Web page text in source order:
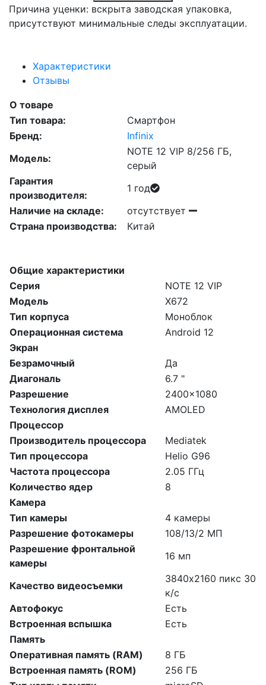
Причина уценки: вскрыта заводская упаковка,
присутствуют минимальные следы эксплуатации.
Характеристики
Отзывы
Общие характеристики
Серия
NOTE 12 VIP
Модель
X672
Тип корпуса
Моноблок
Операционная система
Android 12
Экран
Безрамочный
Да
Диагональ
6.7 "
Разрешение
2400x1080
Технология дисплея
AMOLED
Процессор
Производитель процессора
Mediatek
Тип процессора
Helio G96
Частота процессора
2.05 ГГц
Количество ядер
8
Камера
Тип камеры
4 камеры
Разрешение фотокамеры
108/13/2 МП
Разрешение фронтальной
камеры
16 мп
Качество видеосъемки
3840х2160 пикс 30
к/с
Автофокус
Есть
Встроенная вспышка
Есть
Память
Оперативная память (RAM)
8 ГБ
Встроенная память (ROM)
256 ГБ
О товаре
Тип товара:
Смартфон
Бренд:
Infinix
Модель:
NOTE 12 VIP 8/256 ГБ,
серый
Гарантия
производителя:
1 год
Наличие на складе:
отсутствует
Страна производства:
Китай